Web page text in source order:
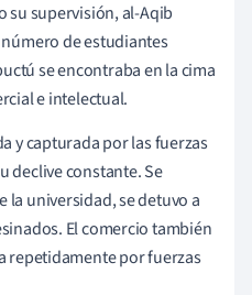
su supervisión, al-Aqib
de estudiantes
se encontraba en la cima
e intelectual.
y capturada por las fuerzas
declive constante. Se
la universidad, se detuvo a
El comercio también
repetidamente por fuerzas